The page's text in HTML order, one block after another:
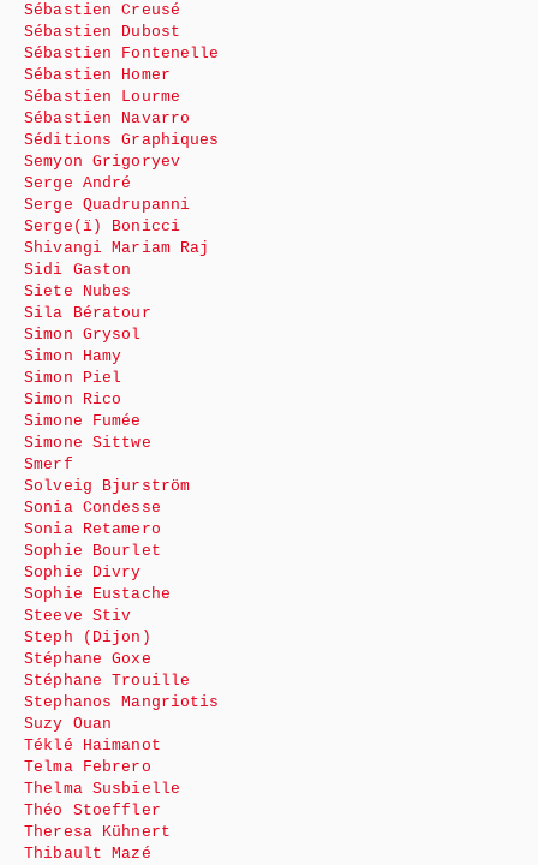
Sébastien Creusé
Sébastien Dubost
Sébastien Fontenelle
Sébastien Homer
Sébastien Lourme
Sébastien Navarro
Séditions Graphiques
Semyon Grigoryev
Serge André
Serge Quadrupanni
Serge(ï) Bonicci
Shivangi Mariam Raj
Sidi Gaston
Siete Nubes
Sila Bératour
Simon Grysol
Simon Hamy
Simon Piel
Simon Rico
Simone Fumée
Simone Sittwe
Smerf
Solveig Bjurström
Sonia Condesse
Sonia Retamero
Sophie Bourlet
Sophie Divry
Sophie Eustache
Steeve Stiv
Steph (Dijon)
Stéphane Goxe
Stéphane Trouille
Stephanos Mangriotis
Suzy Ouan
Téklé Haimanot
Telma Febrero
Thelma Susbielle
Théo Stoeffler
Theresa Kühnert
Thibault Mazé